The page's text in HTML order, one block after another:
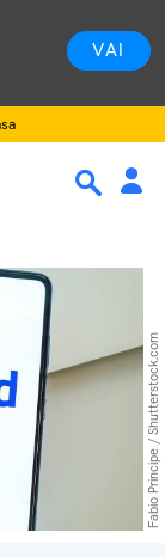
VAI
Fabio Principe / Shutterstock.com